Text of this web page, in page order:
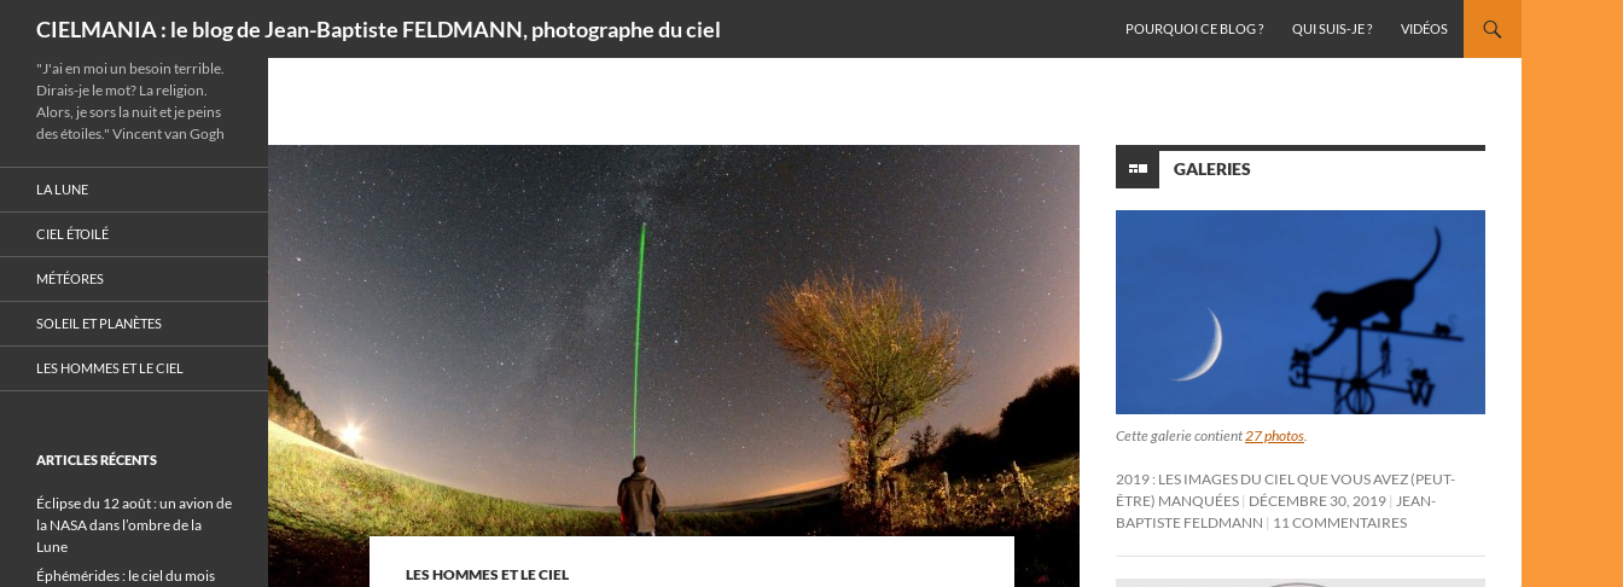
CIELMANIA : le blog de Jean-Baptiste FELDMANN, photographe du ciel
POURQUOI CE BLOG ?
QUI SUIS-JE ? VIDÉOS
LES HOMMES ET LE CIEL
GALERIES
Cette galerie contient27 photos.
2019 : LES IMAGES DU CIEL QUE VOUS AVEZ (PEUT-
ÊTRE) MANQUÉES DÉCEMBRE 30, 2019 JEAN-
BAPTISTE FELDMANN
11 COMMENTAIRES
"J'ai en moi un besoin terrible.
Dirais-je le mot? La religion.
Alors, je sors la nuit et je peins
des étoiles." Vincent van Gogh
LA LUNE
CIEL ÉTOILÉ
MÉTÉORES
SOLEIL ET PLANÈTES
LES HOMMES ET LE CIEL
ARTICLES RÉCENTS
Éclipse du 12 août : un avion de
la NASA dans l’ombre de la
Lune
Éphémérides : le ciel du mois